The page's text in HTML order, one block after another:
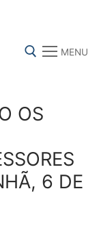
Search for:
MENU
OS
6 DE